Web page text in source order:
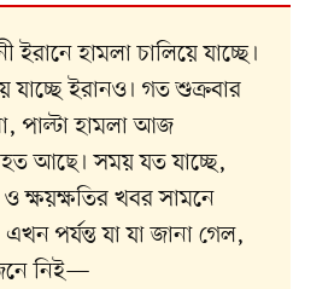
ইরানে হামলা চালিয়ে যাচ্ছে।
যাচ্ছে ইরানও। গত শুক্রবার
পাল্টা হামলা আজ
আছে। সময় যত যাচ্ছে,
ক্ষয়ক্ষতির খবর সামনে
পর্যন্ত যা যা জানা গেল,
নিই—